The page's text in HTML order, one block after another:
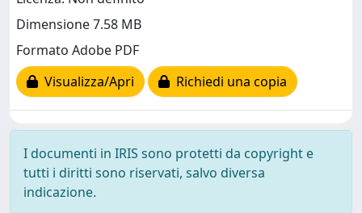
Dimensione 7.58 MB
Formato Adobe PDF
Visualizza/Apri
Richiedi una copia
I documenti in IRIS sono protetti da copyright e
tutti i diritti sono riservati, salvo diversa
indicazione.